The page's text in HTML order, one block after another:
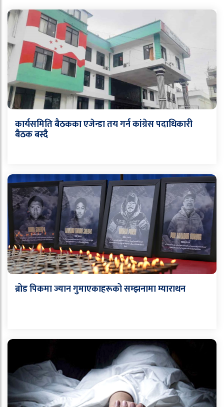
कार्यसमिति बैठकका एजेन्डा तय गर्न कांग्रेस पदाधिकारी
बैठक बस्दै
ब्रोड पिकमा ज्यान गुमाएकाहरूको सम्झनामा म्याराथन